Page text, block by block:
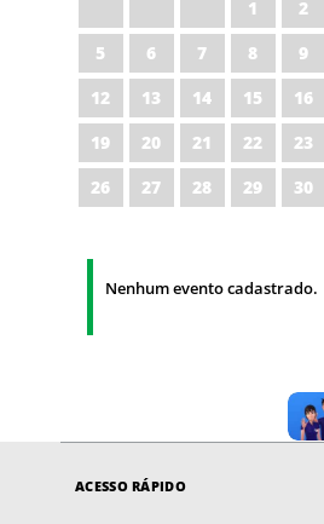
1 2
5
6 7 8 9
12
13 14 15 16
19
20 21 22 23
26
27 28 29 30
Nenhum evento cadastrado.
ACESSO RÁPIDO